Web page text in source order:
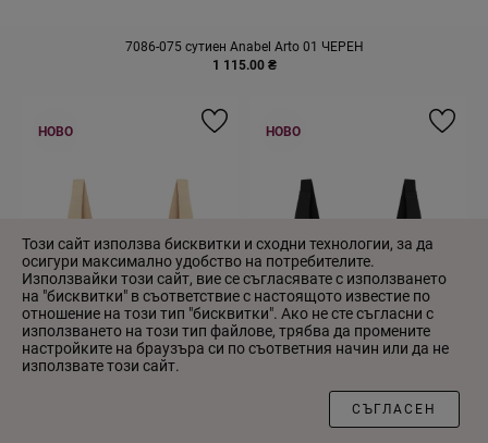
7086-075 сутиен Anabel Arto 01 ЧЕРЕН
1 115.00 ₴
НОВО НОВО
Този сайт използва бисквитки и сходни технологии, за да
осигури максимално удобство на потребителите.
Използвайки този сайт, вие се съгласявате с използването
на "бисквитки" в съответствие с настоящото известие по
отношение на този тип "бисквитки". Ако не сте съгласни с
използването на този тип файлове, трябва да промените
настройките на браузъра си по съответния начин или да не
използвате този сайт.
СЪГЛАСЕН